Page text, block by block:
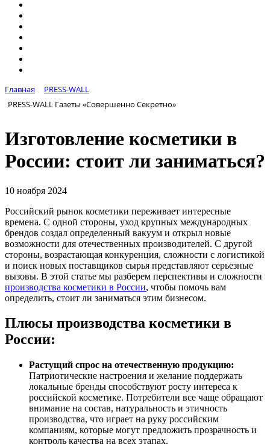
Главная
PRESS-WALL
PRESS-WALL Газеты «Совершенно Секретно»
Изготовление косметики в
России: стоит ли заниматься?
10 ноября 2024
Российский рынок косметики переживает интересные
времена. С одной стороны, уход крупных международных
брендов создал определенный вакуум и открыл новые
возможности для отечественных производителей. С другой
стороны, возрастающая конкуренция, сложности с логистикой
и поиск новых поставщиков сырья представляют серьезные
вызовы. В этой статье мы разберем перспективы и сложности
производства косметики в России, чтобы помочь вам
определить, стоит ли заниматься этим бизнесом.
Плюсы производства косметики в
России:
Растущий спрос на отечественную продукцию:
Патриотические настроения и желание поддержать
локальные бренды способствуют росту интереса к
российской косметике. Потребители все чаще обращают
внимание на состав, натуральность и этичность
производства, что играет на руку российским
компаниям, которые могут предложить прозрачность и
контроль качества на всех этапах.